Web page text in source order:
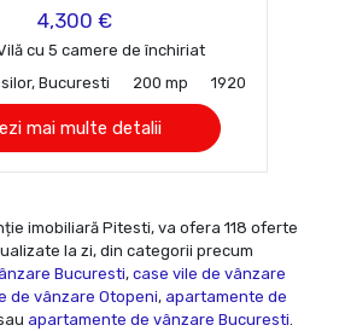
4,300 €
cu 5 camere de închiriat
Bucuresti
200 mp 1920
mai multe detalii
imobiliară Pitesti, va ofera 118 oferte
la zi, din categorii precum
Bucuresti, case vile de vânzare
de vânzare Otopeni, apartamente de
apartamente de vânzare Bucuresti